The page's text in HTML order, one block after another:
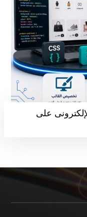
على